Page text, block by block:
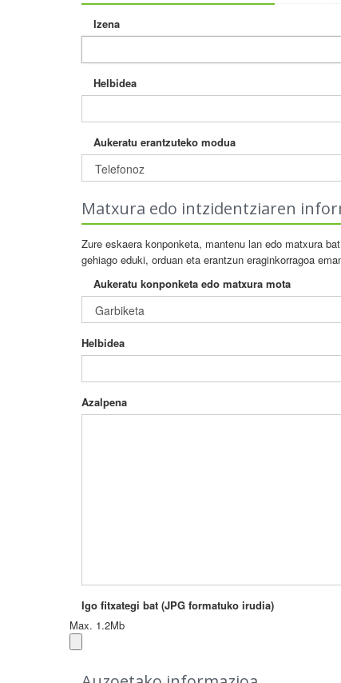
Izena
Helbidea
Aukeratu erantzuteko modua
Matxura edo intzidentziaren
Zure eskaera konponketa, mantenu lan edo matxura
gehiago eduki, orduan eta erantzun eraginkorragoa
Aukeratu konponketa edo matxura mota
Helbidea
Azalpena
Igo fitxategi bat (JPG formatuko irudia)
Max. 1.2Mb